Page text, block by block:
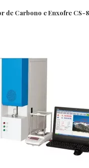
de Carbono e Enxofre CS-